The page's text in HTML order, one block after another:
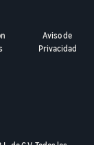
Aviso de
Privacidad